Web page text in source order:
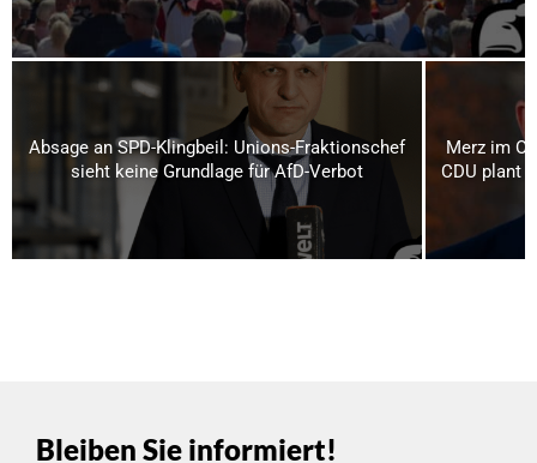
Absage an SPD-Klingbeil: Unions-Fraktionschef
sieht keine Grundlage für AfD-Verbot
Merz im
CDU plant
Bleiben Sie informiert!